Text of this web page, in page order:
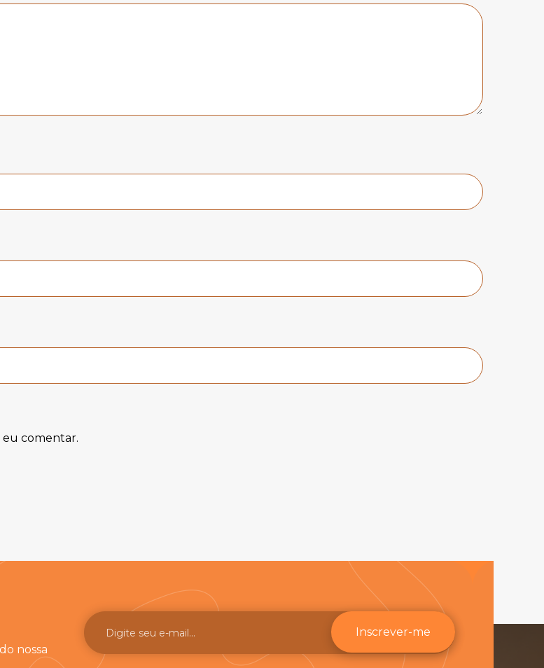
eu comentar.
nossa
Inscrever-me